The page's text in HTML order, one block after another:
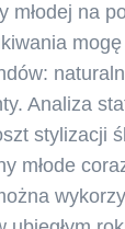
młodej na
Analiza
stylizacji
młode